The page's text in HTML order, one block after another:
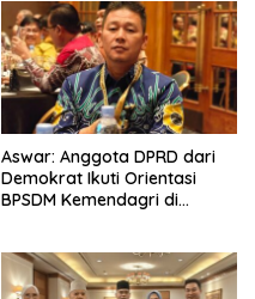
Aswar: Anggota DPRD dari
Demokrat Ikuti Orientasi
BPSDM Kemendagri di